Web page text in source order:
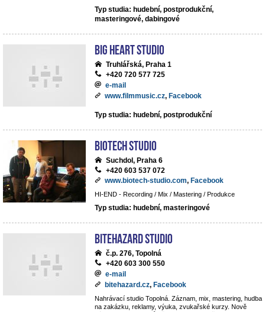
Typ studia: hudební, postprodukční,
masteringové, dabingové
Big Heart Studio
Truhlářská, Praha 1
+420 720 577 725
e-mail
www.filmmusic.cz, Facebook
Typ studia: hudební, postprodukční
BIOTECH STUDIO
Suchdol, Praha 6
+420 603 537 072
www.biotech-studio.com, Facebook
HI-END - Recording / Mix / Mastering / Produkce
Typ studia: hudební, masteringové
BiteHazard Studio
č.p. 276, Topolná
+420 603 300 550
e-mail
bitehazard.cz, Facebook
Nahrávací studio Topolná. Záznam, mix, mastering, hudba
na zakázku, reklamy, výuka, zvukařské kurzy. Nově